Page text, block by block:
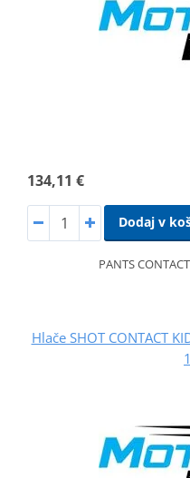
134,11 €
Dodaj v
PANTS
Hlače SHOT CONTACT